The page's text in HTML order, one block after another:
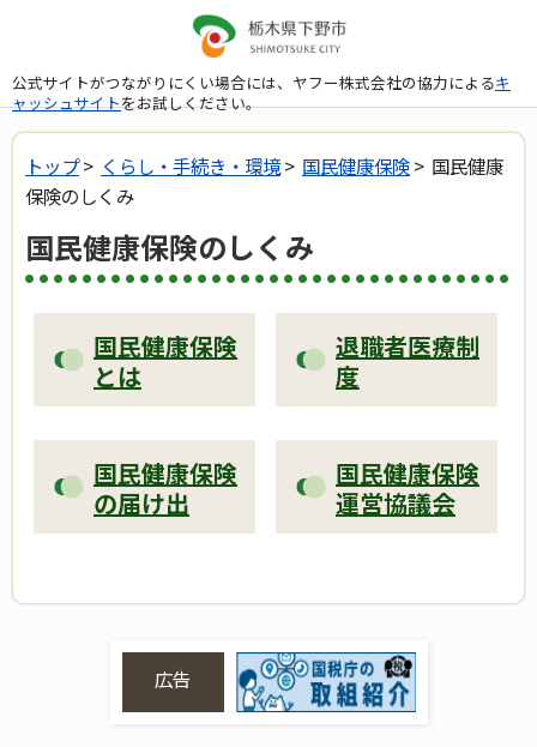
公式サイトがつながりにくい場合には、ヤフー株式会社の協力によるキ
ャッシュサイトをお試しください。
トップ> くらし・手続き・環境> 国民健康保険> 国民健康
保険のしくみ
国民健康保険のしくみ
国民健康保険
とは
退職者医療制
度
国民健康保険
の届け出
国民健康保険
運営協議会
広告